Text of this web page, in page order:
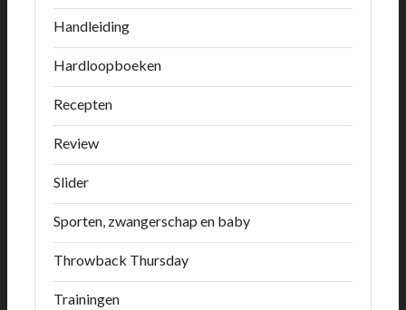
Handleiding
Hardloopboeken
Recepten
Review
Slider
Sporten, zwangerschap en baby
Throwback Thursday
Trainingen